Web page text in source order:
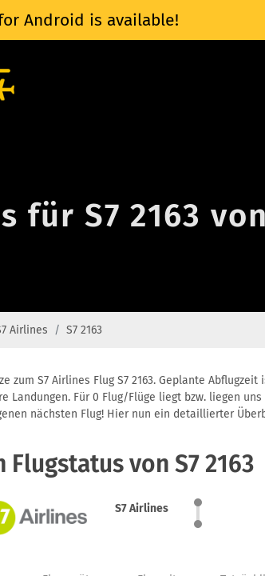
Android is available!
für S7 2163
Airlines S7 2163
zum S7 Airlines Flug S7 2163. Geplante
Landungen. Für 0 Flug/Flüge liegt bzw. liegen
nächsten Flug! Hier nun ein detaillierter
von S7 2163
S7 Airlines